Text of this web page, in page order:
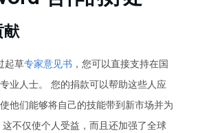
献
起草专家意见书 ，您可以直接支持在国
业人士。 您的捐款可以帮助这些人应
他们能够将自己的技能带到新市场并为
不仅使个人受益，而且还加强了全球